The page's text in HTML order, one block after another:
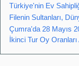
Türkiye'nin Ev
Filenin Sultanları,
Çumra'da 28 Mayıs
İkinci Tur Oy Oranları